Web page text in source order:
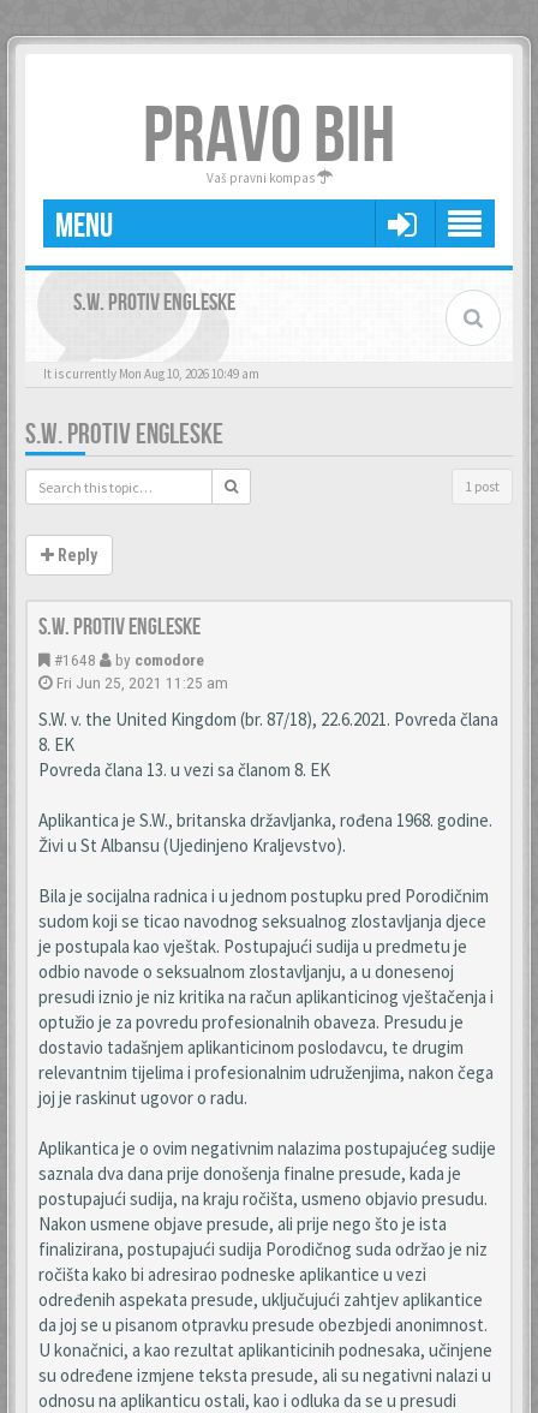
PRAVO BIH
Vaš pravni kompas
MENU
S.W. PROTIV ENGLESKE
It is currently Mon Aug 10, 2026 10:49 am
S.W. PROTIV ENGLESKE
1 post
Reply
S.W. protiv Engleske
#1648 by comodore
Fri Jun 25, 2021 11:25 am
S.W. v. the United Kingdom (br. 87/18), 22.6.2021. Povreda člana
8. EK
Povreda člana 13. u vezi sa članom 8. EK
Aplikantica je S.W., britanska državljanka, rođena 1968. godine.
Živi u St Albansu (Ujedinjeno Kraljevstvo).
Bila je socijalna radnica i u jednom postupku pred Porodičnim
sudom koji se ticao navodnog seksualnog zlostavljanja djece
je postupala kao vještak. Postupajući sudija u predmetu je
odbio navode o seksualnom zlostavljanju, a u donesenoj
presudi iznio je niz kritika na račun aplikanticinog vještačenja i
optužio je za povredu profesionalnih obaveza. Presudu je
dostavio tadašnjem aplikanticinom poslodavcu, te drugim
relevantnim tijelima i profesionalnim udruženjima, nakon čega
joj je raskinut ugovor o radu.
Aplikantica je o ovim negativnim nalazima postupajućeg sudije
saznala dva dana prije donošenja finalne presude, kada je
postupajući sudija, na kraju ročišta, usmeno objavio presudu.
Nakon usmene objave presude, ali prije nego što je ista
finalizirana, postupajući sudija Porodičnog suda održao je niz
ročišta kako bi adresirao podneske aplikantice u vezi
određenih aspekata presude, uključujući zahtjev aplikantice
da joj se u pisanom otpravku presude obezbjedi anonimnost.
U konačnici, a kao rezultat aplikanticinih podnesaka, učinjene
su određene izmjene teksta presude, ali su negativni nalazi u
odnosu na aplikanticu ostali, kao i odluka da se u presudi